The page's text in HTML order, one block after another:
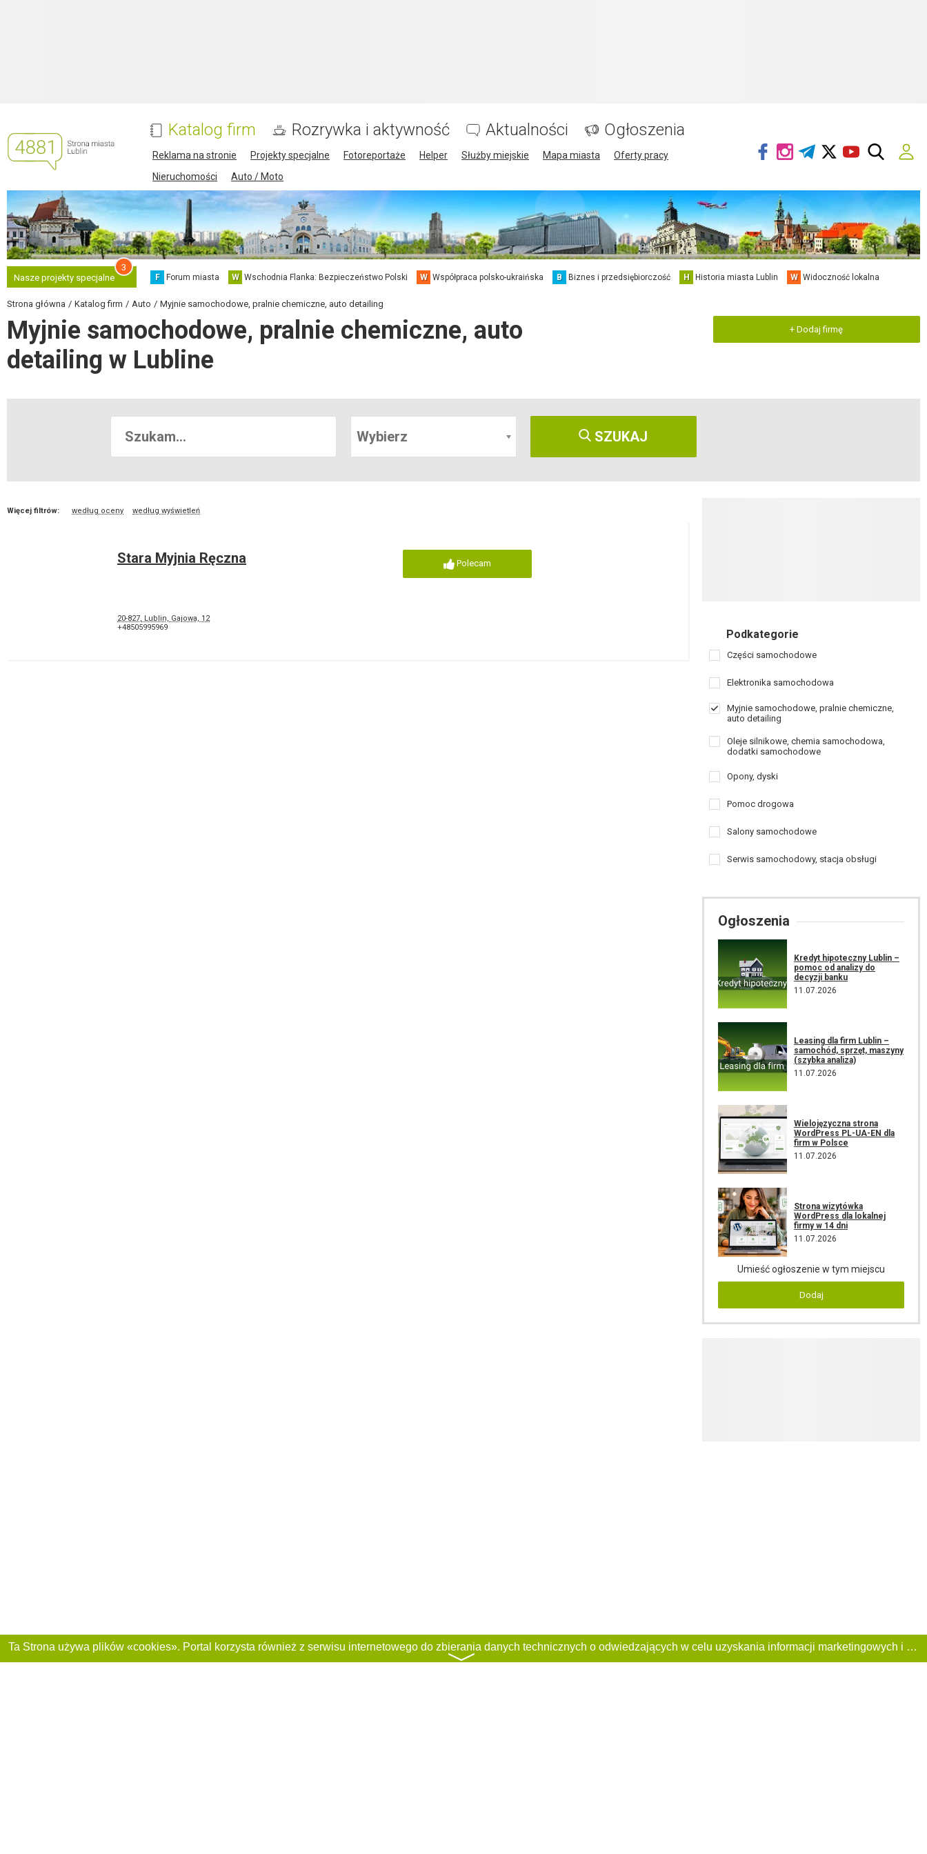
Katalog firm Rozrywka i aktywność Aktualności Ogłoszenia
Reklama na stronie Projekty specjalne Fotoreportaże Helper Służby miejskie Mapa miasta
Oferty pracy
Nieruchomości
Auto / Moto
Nasze projekty specjalne
3
F Forum miasta W Wschodnia Flanka: Bezpieczeństwo Polski W Współpraca polsko-ukraińska B Biznes i przedsiębiorczość H Historia miasta Lublin W Widoczność lokalna
Strona główna Katalog firm Auto Myjnie samochodowe, pralnie chemiczne, auto detailing
Myjnie samochodowe, pralnie chemiczne, auto
detailing w Lubline
+ Dodaj firmę
Wybierz SZUKAJ
Więcej filtrów: według oceny według wyświetleń
Stara Myjnia Ręczna
20-827, Lublin, Gajowa, 12
+48505995969
Polecam
Podkategorie
Części samochodowe
Elektronika samochodowa
Myjnie samochodowe, pralnie chemiczne,
auto detailing
Oleje silnikowe, chemia samochodowa,
dodatki samochodowe
Opony, dyski
Pomoc drogowa
Salony samochodowe
Serwis samochodowy, stacja obsługi
Ogłoszenia
Kredyt hipoteczny Lublin –
pomoc od analizy do
decyzji banku
11.07.2026
Leasing dla firm Lublin –
samochód, sprzęt, maszyny
(szybka analiza)
11.07.2026
Wielojęzyczna strona
WordPress PL-UA-EN dla
firm w Polsce
11.07.2026
Strona wizytówka
WordPress dla lokalnej
firmy w 14 dni
11.07.2026
Umieść ogłoszenie w tym miejscu
Dodaj
Ta Strona używa plików «cookies». Portal korzysta również z serwisu internetowego do zbierania danych technicznych o odwiedzających w celu uzyskania informacji marketingowych i statystycznych. Warunki przetwarzania danych odwiedzających Stronę, patrz:
〉